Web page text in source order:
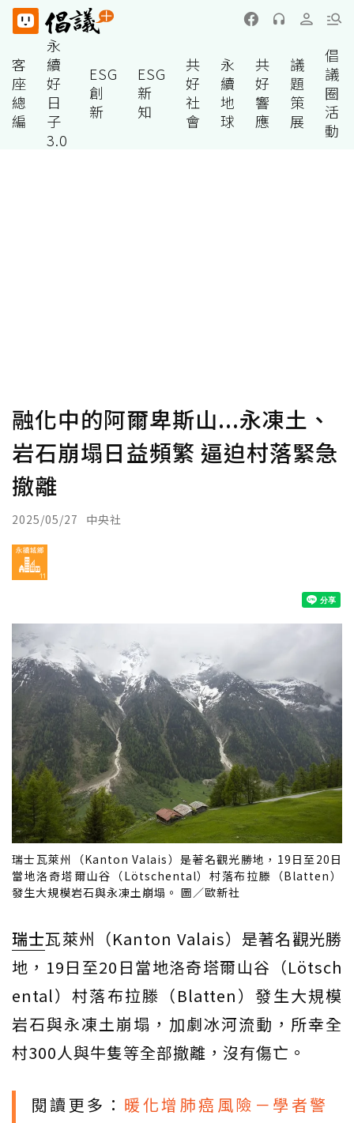
客
座
總
編
永
續
好
日
子
3.0
ESG
創
新
ESG
新
知
共
好
社
會
永
續
地
球
共
好
響
應
議
題
策
展
倡
議
圈
活
動
融化中的阿爾卑斯山...永凍土、
岩石崩塌日益頻繁 逼迫村落緊急
撤離
2025/05/27 中央社
瑞士瓦萊州（Kanton Valais）是著名觀光勝地，19日至20日
當地洛奇塔爾山谷（Lötschental）村落布拉滕（Blatten）
發生大規模岩石與永凍土崩塌。 圖／歐新社
瑞士瓦萊州（Kanton Valais）是著名觀光勝
地，19日至20日當地洛奇塔爾山谷（Lötsch
ental）村落布拉滕（Blatten）發生大規模
岩石與永凍土崩塌，加劇冰河流動，所幸全
村300人與牛隻等全部撤離，沒有傷亡。
閱讀更多： 暖化增肺癌風險－學者警